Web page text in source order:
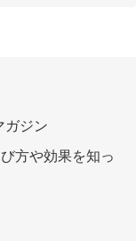
ガジン
方や効果を知っ